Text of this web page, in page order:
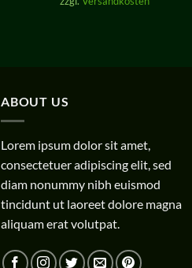
ABOUT US
Lorem ipsum dolor sit amet,
consectetuer adipiscing elit, sed
diam nonummy nibh euismod
tincidunt ut laoreet dolore magna
aliquam erat volutpat.